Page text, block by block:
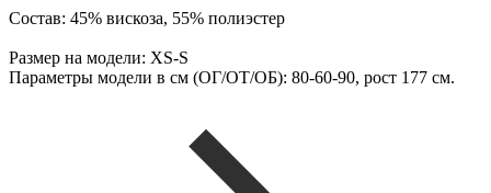
Состав: 45% вискоза, 55% полиэстер
Размер на модели: XS-S
Параметры модели в см (ОГ/ОТ/ОБ): 80-60-90, рост 177 см.